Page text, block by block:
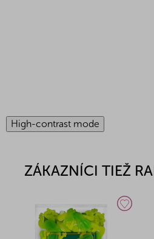
High-contrast mode
ZÁKAZNÍCI TIEŽ